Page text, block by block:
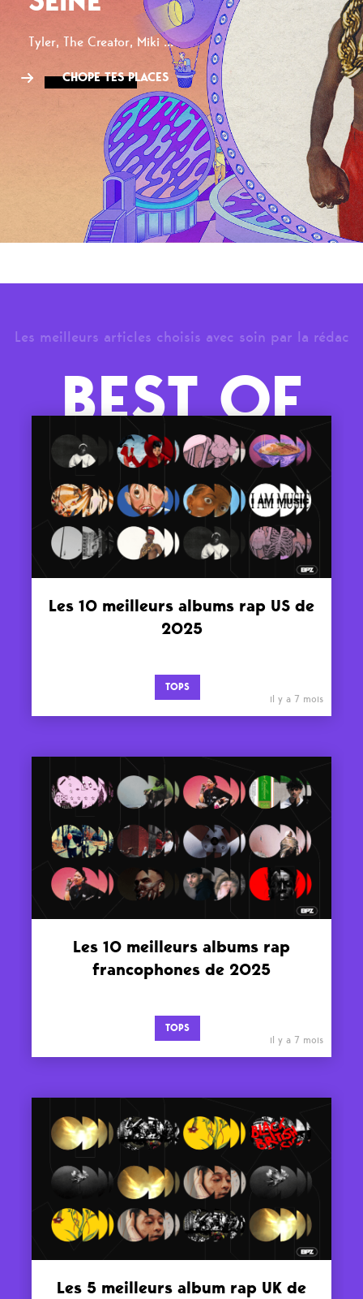
Tyler, The Creator, Miki ...
CHOPE TES PLACES
Les meilleurs articles choisis avec soin par la rédac
BEST OF
Les 10 meilleurs albums rap US de
2025
TOPS
il y a 7 mois
Les 10 meilleurs albums rap
francophones de 2025
TOPS
il y a 7 mois
Les 5 meilleurs album rap UK de